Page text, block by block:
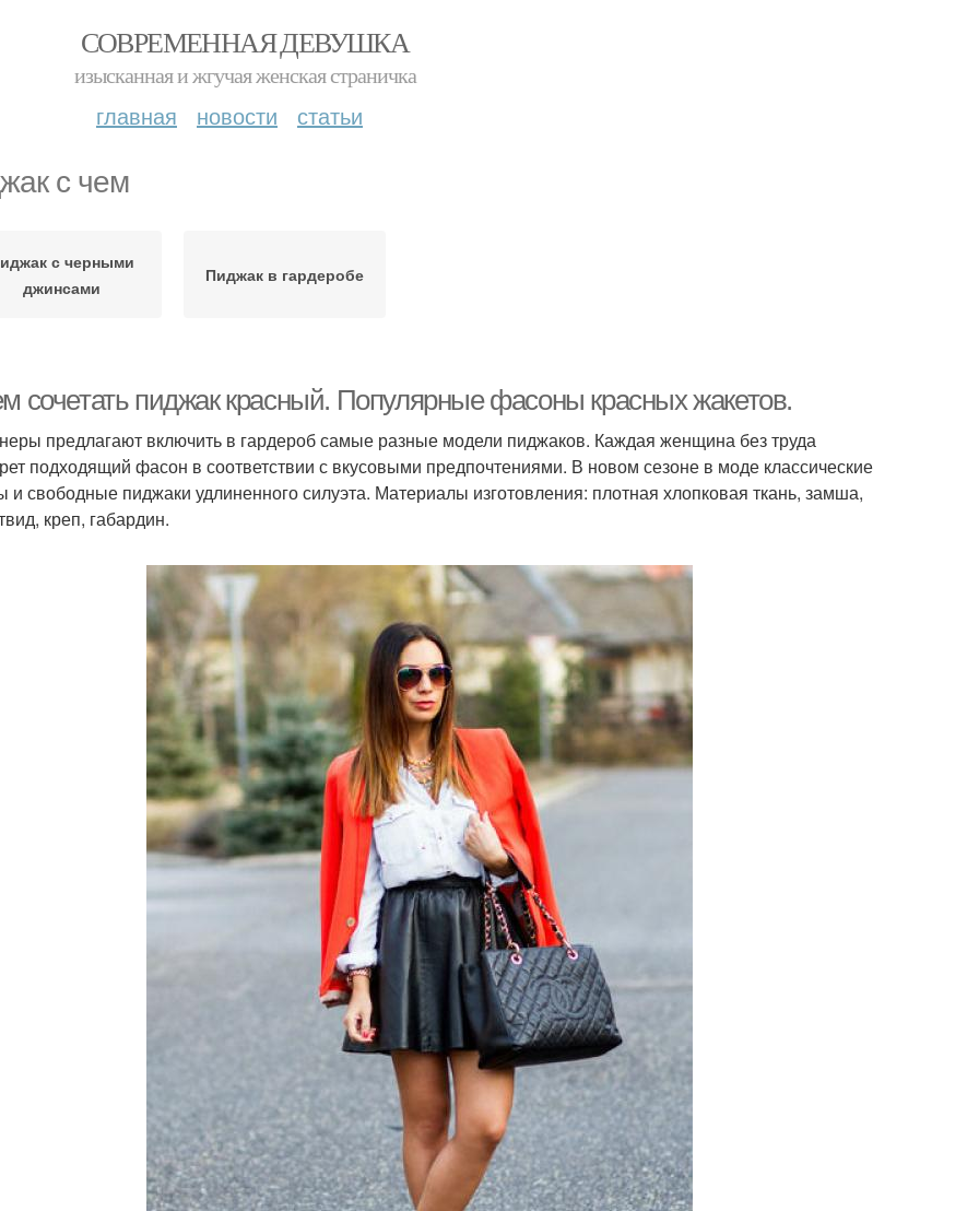
СОВРЕМЕННАЯ ДЕВУШКА
изысканная и жгучая женская страничка
главная новости статьи
с чем
с черными
джинсами
Пиджак в гардеробе
сочетать пиджак красный. Популярные фасоны красных жакетов.
предлагают включить в гардероб самые разные модели пиджаков. Каждая женщина без труда
подходящий фасон в соответствии с вкусовыми предпочтениями. В новом сезоне в моде классические
и свободные пиджаки удлиненного силуэта. Материалы изготовления: плотная хлопковая ткань, замша,
креп, габардин.